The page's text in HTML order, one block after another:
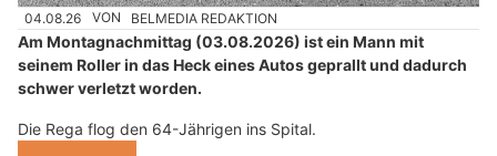
04.08.26 VON BELMEDIA REDAKTION
Am Montagnachmittag (03.08.2026) ist ein Mann mit
seinem Roller in das Heck eines Autos geprallt und dadurch
schwer verletzt worden.
Die Rega flog den 64-Jährigen ins Spital.